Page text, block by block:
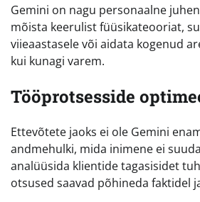
Gemini on nagu personaalne
mõista keerulist füüsikateooriat,
viieaastasele või aidata kogenud
kui kunagi varem.
Tööprotsesside
Ettevõtete jaoks ei ole Gemini
andmehulki, mida inimene ei
analüüsida klientide tagasisidet
otsused saavad põhineda faktidel